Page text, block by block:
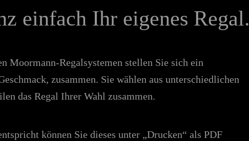
einfach Ihr eigenes Regal.
Moormann-Regalsystemen stellen Sie sich ein
zusammen. Sie wählen aus unterschiedlichen
das Regal Ihrer Wahl zusammen.
können Sie dieses unter „Drucken“ als PDF